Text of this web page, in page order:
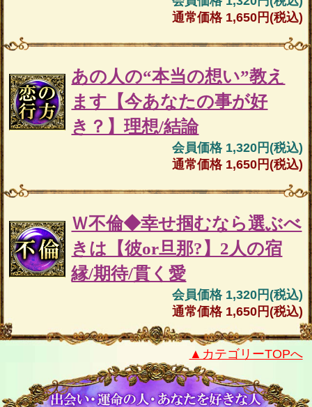
通常価格 1,650円(税込)
あの人の“本当の想い”教え
ます【今あなたの事が好
き？】理想/結論
会員価格 1,320円(税込)
通常価格 1,650円(税込)
Ｗ不倫◆幸せ掴むなら選ぶべ
きは【彼or旦那?】2人の宿
縁/期待/貫く愛
会員価格 1,320円(税込)
通常価格 1,650円(税込)
▲カテゴリーTOPへ